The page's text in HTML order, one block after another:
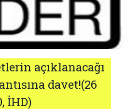
açıklanacağı
davet!(26
İHD)